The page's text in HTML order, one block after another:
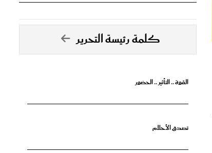
كلمة رئيسة التحرير
القوة .. التأثير .. الحضور
تصدق الأحلام